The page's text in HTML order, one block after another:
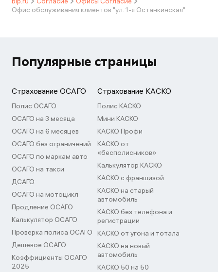
Офис обслуживания клиентов "ул. 1-я Останкинская"
Популярные страницы
Страхование ОСАГО
Полис ОСАГО
ОСАГО на 3 месяца
ОСАГО на 6 месяцев
ОСАГО без ограничений
ОСАГО по маркам авто
ОСАГО на такси
ДСАГО
ОСАГО на мотоцикл
Продление ОСАГО
Калькулятор ОСАГО
Проверка полиса ОСАГО
Дешевое ОСАГО
Коэффициенты ОСАГО
2025
Страхование КАСКО
Полис КАСКО
Мини КАСКО
КАСКО Профи
КАСКО от
«бесполисников»
Калькулятор КАСКО
КАСКО с франшизой
КАСКО на старый
автомобиль
КАСКО без телефона и
регистрации
КАСКО от угона и тотала
КАСКО на новый
автомобиль
КАСКО 50 на 50